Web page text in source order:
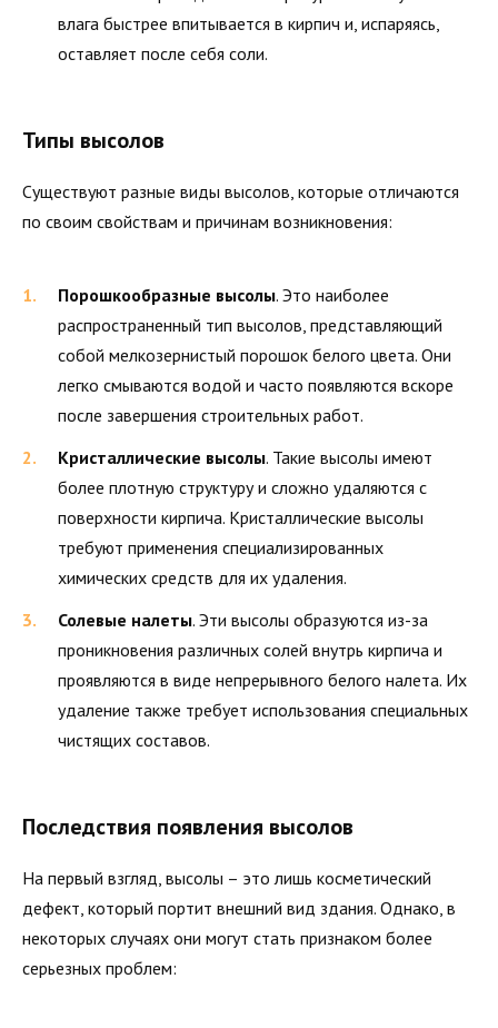
влага быстрее впитывается в кирпич и, испаряясь,
оставляет после себя соли.
Типы высолов
Существуют разные виды высолов, которые отличаются
по своим свойствам и причинам возникновения:
Порошкообразные высолы. Это наиболее
распространенный тип высолов, представляющий
собой мелкозернистый порошок белого цвета. Они
легко смываются водой и часто появляются вскоре
после завершения строительных работ.
Кристаллические высолы. Такие высолы имеют
более плотную структуру и сложно удаляются с
поверхности кирпича. Кристаллические высолы
требуют применения специализированных
химических средств для их удаления.
Солевые налеты. Эти высолы образуются из-за
проникновения различных солей внутрь кирпича и
проявляются в виде непрерывного белого налета. Их
удаление также требует использования специальных
чистящих составов.
Последствия появления высолов
На первый взгляд, высолы – это лишь косметический
дефект, который портит внешний вид здания. Однако, в
некоторых случаях они могут стать признаком более
серьезных проблем: